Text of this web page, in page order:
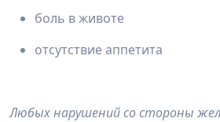
боль в животе
отсутствие аппетита
Любых нарушений со стороны